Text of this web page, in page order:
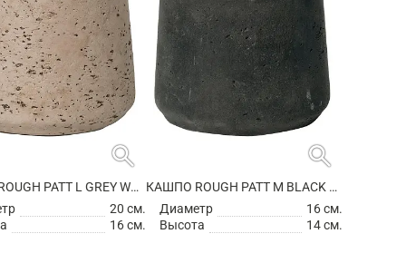
search
КАШПО ROUGH PATT L GREY WASHED
20 см.
16 см.
search
КАШПО ROUGH PATT M BLACK WASHED
Диаметр
16 см.
Высота
14 см.